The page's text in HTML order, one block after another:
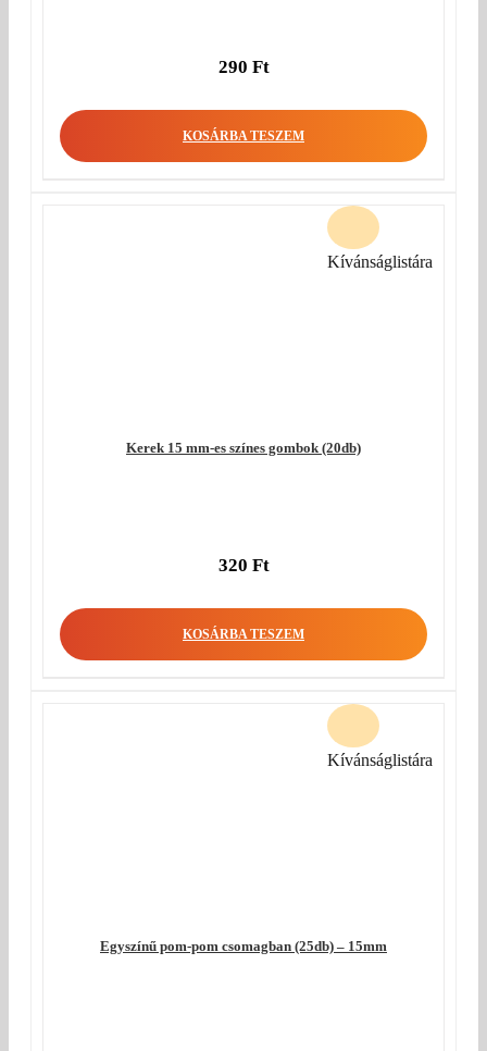
290 Ft
KOSÁRBA TESZEM
Kerek 15 mm-es színes gombok (20db)
320 Ft
KOSÁRBA TESZEM
Kívánságlistára
Egyszínű pom-pom csomagban (25db) – 15mm
Kívánságlistára